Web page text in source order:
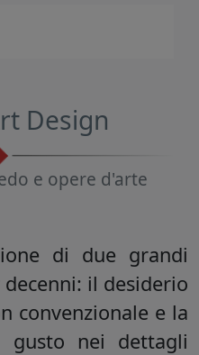
Design
e opere d'arte
di due grandi
il desiderio
convenzionale e la
gusto nei dettagli